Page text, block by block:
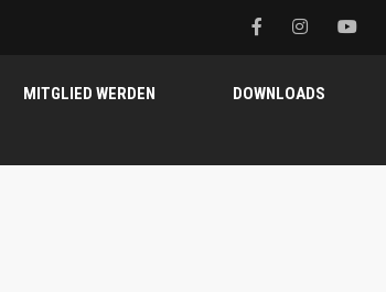
MITGLIED WERDEN DOWNLOADS